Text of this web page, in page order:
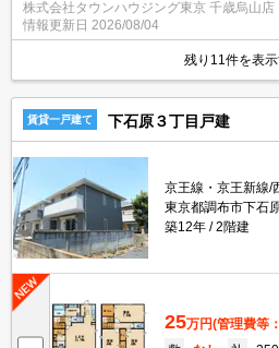
株式会社タウンハウジング東京 千歳烏山店
情報更新日 2026/08/04
残り11件を表
賃貸一戸建て 下石原３丁目戸建
京王線・京王新線/
東京都調布市下石
築12年
2階建
25万円(管理費等